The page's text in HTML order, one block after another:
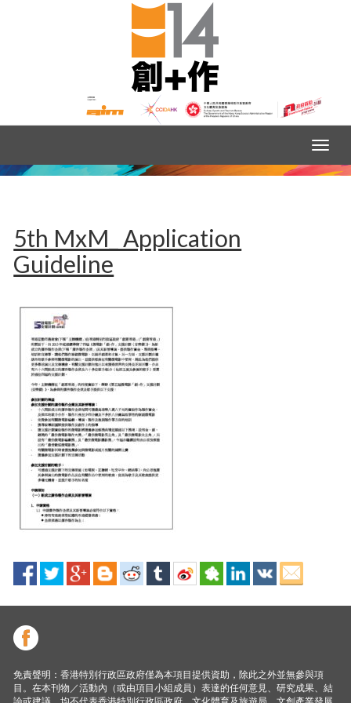
5th MxM_ Application
Guideline
免責聲明：香港特別行政區政府僅為本項目提供資助，除此之外並無參與項
目。在本刊物／活動內（或由項目小組成員）表達的任何意見、研究成果、結
論或建議，均不代表香港特別行政區政府、文化體育及旅遊局、文創產業發展